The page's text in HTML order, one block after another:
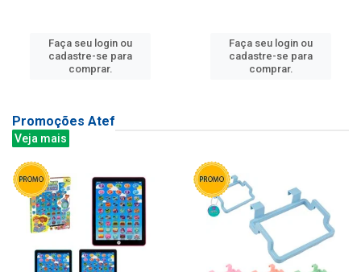
Faça seu login ou
cadastre-se para
comprar.
Faça seu login ou
cadastre-se para
comprar.
Promoções Atef
Veja mais